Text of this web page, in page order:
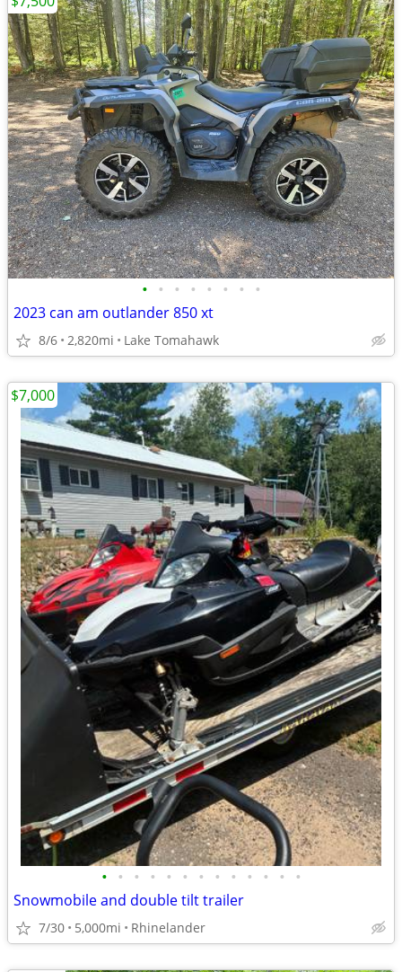
• • • • • • • •
2023 can am outlander 850 xt
8/6 2,820mi Lake Tomahawk
• • • • • • • • • • • • •
Snowmobile and double tilt trailer
7/30 5,000mi Rhinelander
$7,000